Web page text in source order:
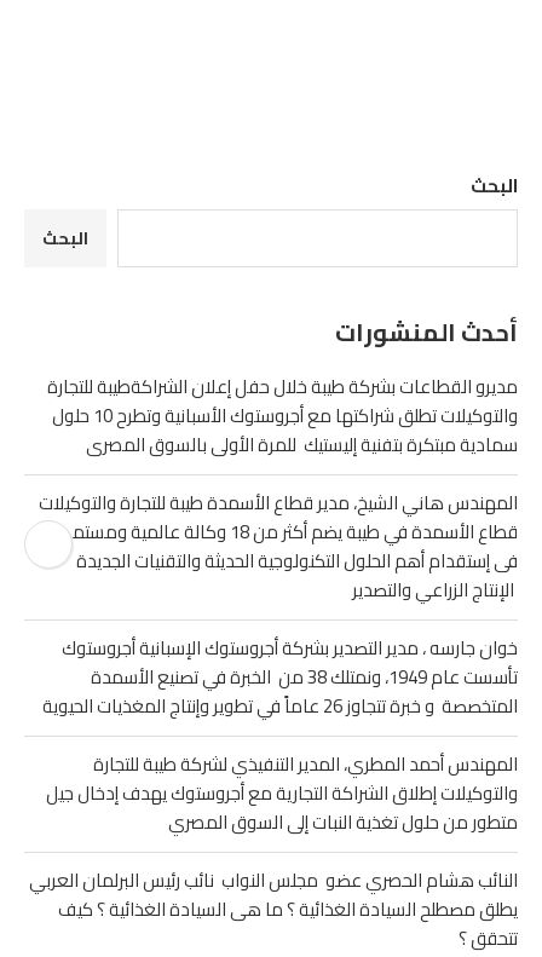
البحث
البحث
أحدث المنشورات
مديرو القطاعات بشركة طيبة خلال حفل إعلان الشراكةطيبة للتجارة
والتوكيلات تطلق شراكتها مع أجروستوك الأسبانية وتطرح 10 حلول
سمادية مبتكرة بتفنية إليستيك للمرة الأولى بالسوق المصرى
المهندس هاني الشيخ، مدير قطاع الأسمدة طيبة للتجارة والتوكيلات
قطاع الأسمدة في طيبة يضم أكثر من 18 وكالة عالمية ومستمرون
فى إستقدام أهم الحلول التكنولوجية الحديثة والتقنيات الجديدة لدعم
الإنتاج الزراعي والتصدير
خوان جارسه ، مدير التصدير بشركة أجروستوك الإسبانية أجروستوك
تأسست عام 1949، ونمتلك 38 من الخبرة في تصنيع الأسمدة
المتخصصة و خبرة تتجاوز 26 عاماً في تطوير وإنتاج المغذيات الحيوية
المهندس أحمد المطري، المدير التنفيذي لشركة طيبة للتجارة
والتوكيلات إطلاق الشراكة التجارية مع أجروستوك يهدف إدخال جيل
متطور من حلول تغذية النبات إلى السوق المصري
النائب هشام الحصري عضو مجلس النواب نائب رئيس البرلمان العربي
يطلق مصطلح السيادة الغذائية ؟ ما هى السيادة الغذائية ؟ كيف
تتحقق ؟